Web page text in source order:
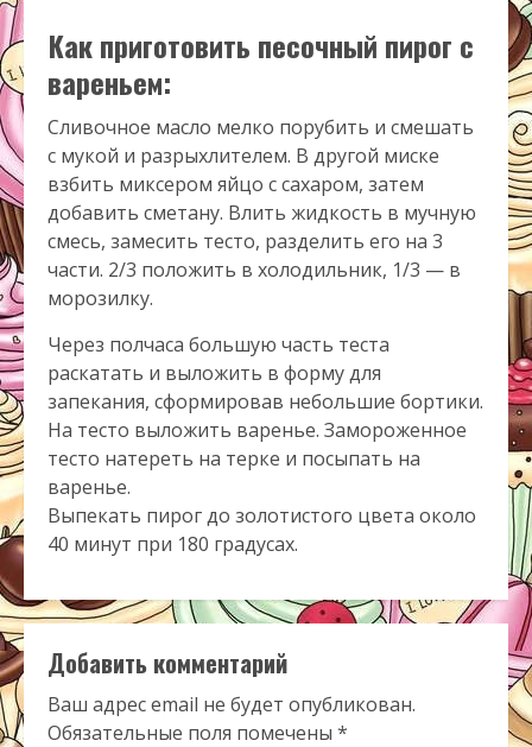
Как приготовить песочный пирог с
вареньем:
Сливочное масло мелко порубить и смешать
с мукой и разрыхлителем. В другой миске
взбить миксером яйцо с сахаром, затем
добавить сметану. Влить жидкость в мучную
смесь, замесить тесто, разделить его на 3
части. 2/3 положить в холодильник, 1/3 — в
морозилку.
Через полчаса большую часть теста
раскатать и выложить в форму для
запекания, сформировав небольшие бортики.
На тесто выложить варенье. Замороженное
тесто натереть на терке и посыпать на
варенье.
Выпекать пирог до золотистого цвета около
40 минут при 180 градусах.
Добавить комментарий
Ваш адрес email не будет опубликован.
Обязательные поля помечены *